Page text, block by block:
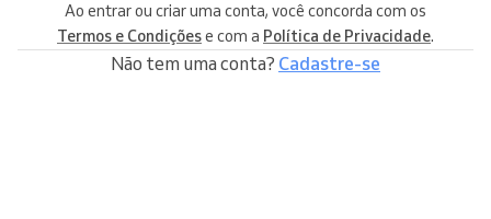
Ao entrar ou criar uma conta, você concorda com os
Termos e Condiçõese com a Política de Privacidade.
Não tem uma conta? Cadastre-se